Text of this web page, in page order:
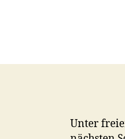
Unter